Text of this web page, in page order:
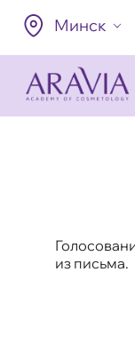
Минск
из письма.